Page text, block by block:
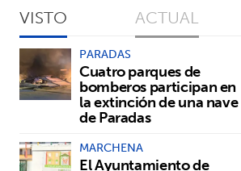
VISTO ACTUAL
PARADAS
Cuatro parques de
bomberos participan en
la extinción de una nave
de Paradas
MARCHENA
El Ayuntamiento de